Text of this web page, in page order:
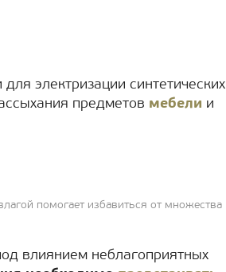
электризации синтетических
предметов мебели и
помогает избавиться от множества
влиянием неблагоприятных